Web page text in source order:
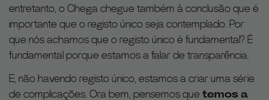
entretanto, o Chega chegue também à conclusão que é
importante que o registo único seja contemplado. Por
que nós achamos que o registo único é fundamental? É
fundamental porque estamos a falar de transparência.
E, não havendo registo único, estamos a criar uma série
de complicações. Ora bem, pensemos que temos a